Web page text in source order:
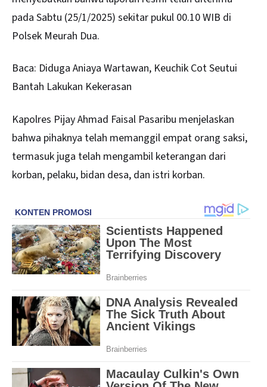
pada Sabtu (25/1/2025) sekitar pukul 00.10 WIB di
Polsek Meurah Dua.
Baca: Diduga Aniaya Wartawan, Keuchik Cot Seutui
Bantah Lakukan Kekerasan
Kapolres Pijay Ahmad Faisal Pasaribu menjelaskan
bahwa pihaknya telah memanggil empat orang saksi,
termasuk juga telah mengambil keterangan dari
korban, pelaku, bidan desa, dan istri korban.